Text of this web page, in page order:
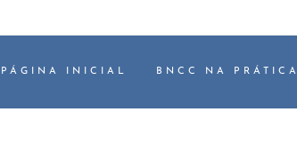
PÁGINA INICIAL BNCC NA PRÁTICA